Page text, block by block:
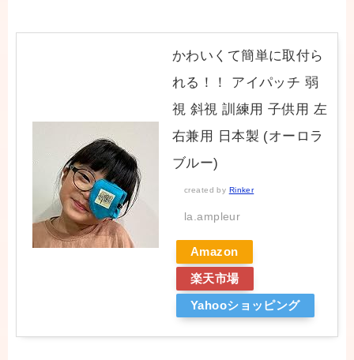
かわいくて簡単に取付ら
れる！！ アイパッチ 弱
視 斜視 訓練用 子供用 左
右兼用 日本製 (オーロラ
ブルー)
created by Rinker
la.ampleur
Amazon
楽天市場
Yahooショッピング